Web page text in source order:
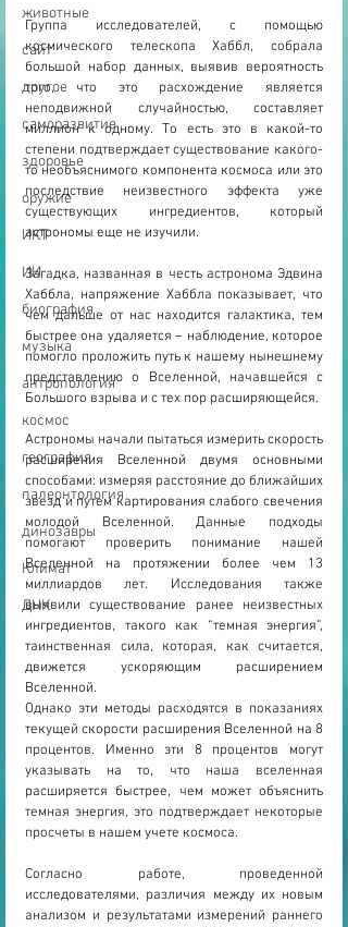
животные
сайт
другое
саморазвитие
здоровье
оружие
ИКТ
ИИ
биография
музыка
антропология
космос
география
палеонтология
динозавры
Климат
ДНК
Группа исследователей, с помощью
космического телескопа Хаббл, собрала
большой набор данных, выявив вероятность
того, что это расхождение является
неподвижной случайностью, составляет
миллион к одному. То есть это в какой-то
степени подтверждает существование какого-
то необъяснимого компонента космоса или это
последствие неизвестного эффекта уже
существующих ингредиентов, который
астрономы еще не изучили.
Загадка, названная в честь астронома Эдвина
Хаббла, напряжение Хаббла показывает, что
чем дальше от нас находится галактика, тем
быстрее она удаляется – наблюдение, которое
помогло проложить путь к нашему нынешнему
представлению о Вселенной, начавшейся с
Большого взрыва и с тех пор расширяющейся.
Астрономы начали пытаться измерить скорость
расширения Вселенной двумя основными
способами: измеряя расстояние до ближайших
звезд и путем картирования слабого свечения
молодой Вселенной. Данные подходы
помогают проверить понимание нашей
Вселенной на протяжении более чем 13
миллиардов лет. Исследования также
выявили существование ранее неизвестных
ингредиентов, такого как “темная энергия”,
таинственная сила, которая, как считается,
движется ускоряющим расширением
Вселенной.
Однако эти методы расходятся в показаниях
текущей скорости расширения Вселенной на 8
процентов. Именно эти 8 процентов могут
указывать на то, что наша вселенная
расширяется быстрее, чем может объяснить
темная энергия, это подтверждает некоторые
просчеты в нашем учете космоса.
Согласно работе, проведенной
исследователями, различия между их новым
анализом и результатами измерений раннего